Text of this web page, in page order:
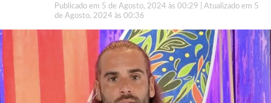
Publicado em 5 de Agosto, 2024 às 00:29 | Atualizado em 5
de Agosto, 2024 às 00:36